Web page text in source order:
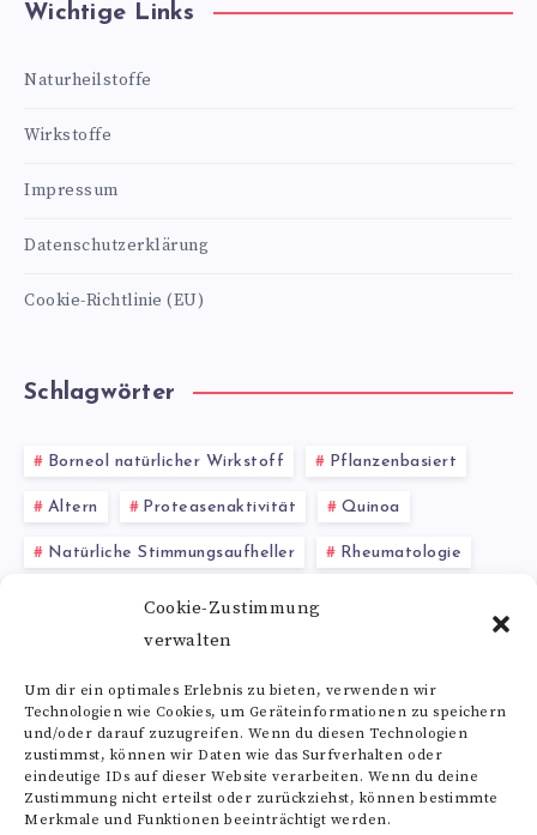
Cookie-Zustimmung
verwalten
Um dir ein optimales Erlebnis zu bieten, verwenden wir
Technologien wie Cookies, um Geräteinformationen zu speichern
und/oder darauf zuzugreifen. Wenn du diesen Technologien
zustimmst, können wir Daten wie das Surfverhalten oder
eindeutige IDs auf dieser Website verarbeiten. Wenn du deine
Zustimmung nicht erteilst oder zurückziehst, können bestimmte
Merkmale und Funktionen beeinträchtigt werden.
Wichtige Links
Naturheilstoffe
Wirkstoffe
Impressum
Datenschutzerklärung
Cookie-Richtlinie (EU)
Schlagwörter
Borneol natürlicher Wirkstoff Pflanzenbasiert
Altern Proteasenaktivität Quinoa
Natürliche Stimmungsaufheller Rheumatologie
Darmgesundheit Arganöl
Schafgarbe Wirkung
Alle Schlagwörter